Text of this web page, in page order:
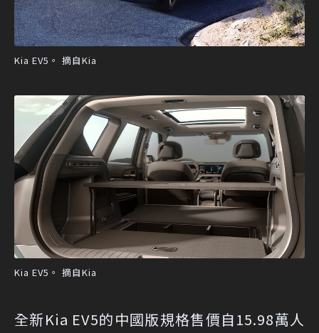
Kia EV5。 摘自Kia
Kia EV5。 摘自Kia
全新Kia EV5的中國版規格售價自15.98萬人